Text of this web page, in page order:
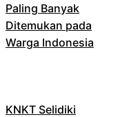
Paling Banyak
Ditemukan pada
Warga Indonesia
KNKT Selidiki